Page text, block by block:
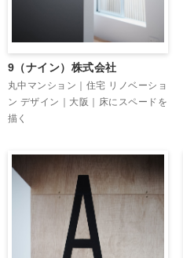
9（ナイン）株式会社
丸中マンション｜住宅 リノベーショ
ン デザイン｜大阪｜床にスペードを
描く